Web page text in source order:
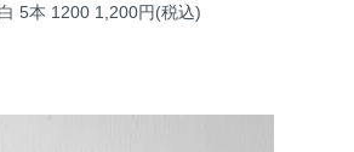
5本 12001,200円(税込)